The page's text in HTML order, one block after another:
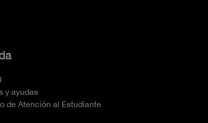
y ayudas
de Atención al Estudiante